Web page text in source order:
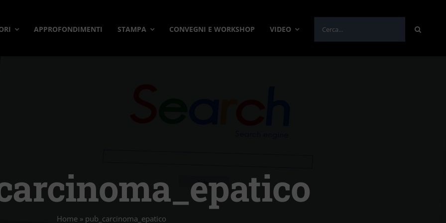
APPROFONDIMENTI STAMPA CONVEGNI E WORKSHOP VIDEO
Home » pub_carcinoma_epatico